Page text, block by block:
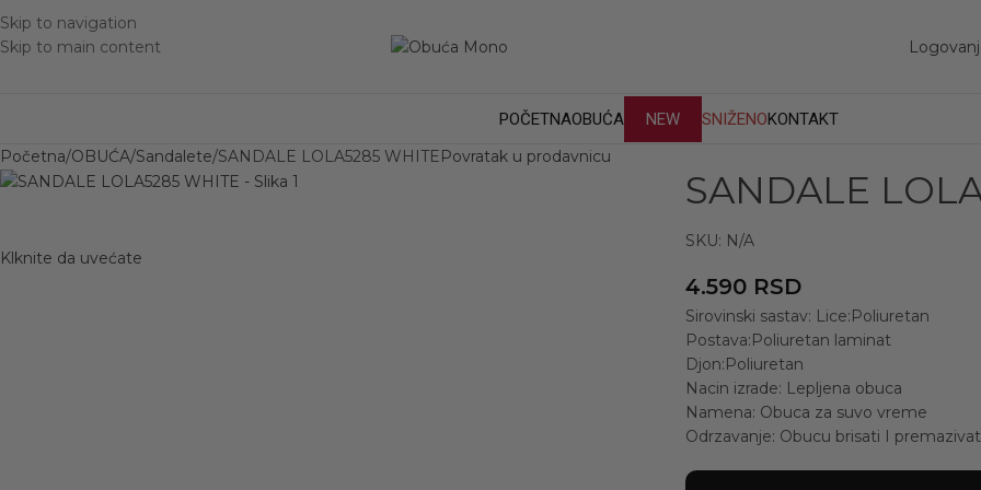
Skip to navigation
Skip to main content
POČETNAOBUĆA NEW SNIŽENOKONTAKT
Početna OBUĆA Sandalete SANDALE LOLA5285 WHITEPovratak u prodavnicu
Klknite da uvećate
SANDALE
SKU: N/A
4.590 RSD
Sirovinski sastav: Lice:Poliuretan
Postava:Poliuretan laminat
Djon:Poliuretan
Nacin izrade: Lepljena obuca
Namena: Obuca za suvo vreme
Odrzavanje: Obucu brisati I